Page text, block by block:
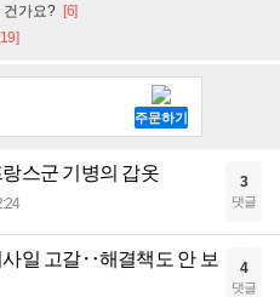
건가요? [6]
[19]
스군 기병의 갑옷 3
댓글
사일 고갈‥해결책도 안 보
4
댓글